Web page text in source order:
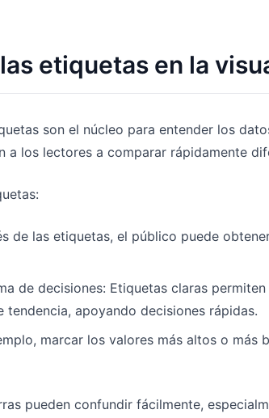
etiquetas en la
son el núcleo para entender los
a los lectores a comparar rápidamente
de las etiquetas, el público puede
de decisiones: Etiquetas claras
apoyando decisiones rápidas.
marcar los valores más altos o más
pueden confundir fácilmente,